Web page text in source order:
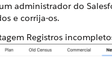
administrador do
e corrija-os.
Registros